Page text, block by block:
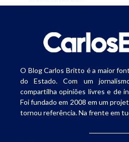
O Blog Carlos Britto é a maior
do Estado. Com um
compartilha opiniões livres e de
Foi fundado em 2008 em um
tornou referência. Na frente em